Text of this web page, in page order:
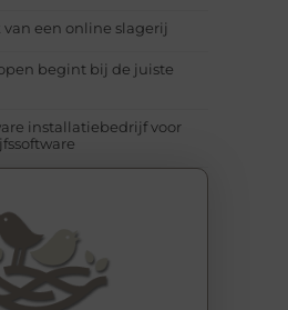
een online slagerij
begint bij de juiste
installatiebedrijf voor